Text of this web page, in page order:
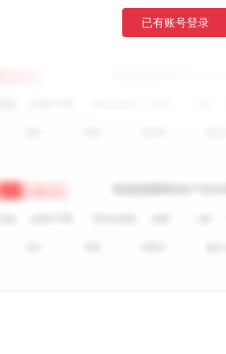
已有账号登录